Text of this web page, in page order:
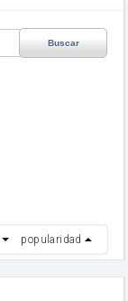
Buscar
popularidad